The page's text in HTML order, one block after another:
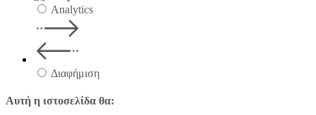
Analytics
Διαφήμιση
Αυτή η ιστοσελίδα θα: